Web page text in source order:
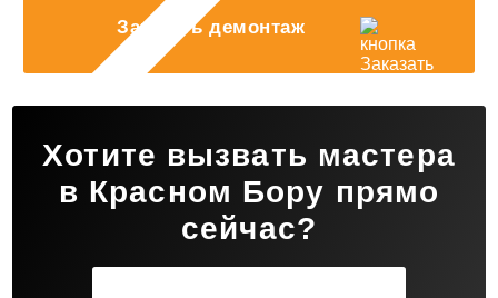
Заказать демонтаж
Хотите вызвать мастера
в Красном Бору прямо
сейчас?